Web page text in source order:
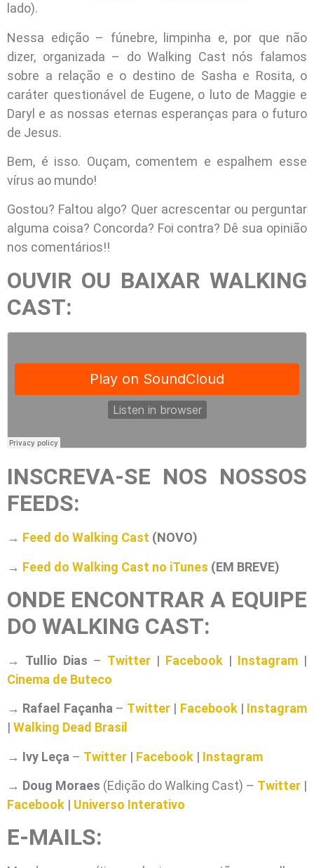
lado).
Nessa edição – fúnebre, limpinha e, por que não
dizer, organizada – do Walking Cast nós falamos
sobre a relação e o destino de Sasha e Rosita, o
caráter questionável de Eugene, o luto de Maggie e
Daryl e as nossas eternas esperanças para o futuro
de Jesus.
Bem, é isso. Ouçam, comentem e espalhem esse
vírus ao mundo!
Gostou? Faltou algo? Quer acrescentar ou perguntar
alguma coisa? Concorda? Foi contra? Dê sua opinião
nos comentários!!
OUVIR OU BAIXAR WALKING
CAST:
INSCREVA-SE NOS NOSSOS
FEEDS:
→ Feed do Walking Cast (NOVO)
→ Feed do Walking Cast no iTunes (EM BREVE)
ONDE ENCONTRAR A EQUIPE
DO WALKING CAST:
→ Tullio Dias – Twitter | Facebook | Instagram |
Cinema de Buteco
→ Rafael Façanha– Twitter | Facebook| Instagram
| Walking Dead Brasil
→ Ivy Leça – Twitter | Facebook | Instagram
→ Doug Moraes (Edição do Walking Cast) – Twitter |
Facebook | Universo Interativo
E-MAILS: